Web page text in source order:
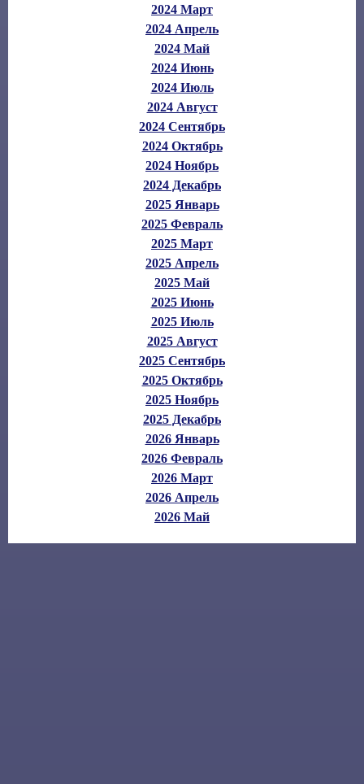
2024 Март
2024 Апрель
2024 Май
2024 Июнь
2024 Июль
2024 Август
2024 Сентябрь
2024 Октябрь
2024 Ноябрь
2024 Декабрь
2025 Январь
2025 Февраль
2025 Март
2025 Апрель
2025 Май
2025 Июнь
2025 Июль
2025 Август
2025 Сентябрь
2025 Октябрь
2025 Ноябрь
2025 Декабрь
2026 Январь
2026 Февраль
2026 Март
2026 Апрель
2026 Май